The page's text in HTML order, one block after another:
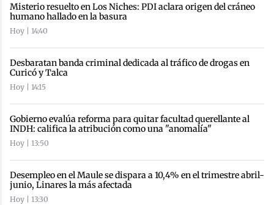
Misterio resuelto en Los Niches: PDI aclara origen del cráneo
humano hallado en la basura
Hoy | 14:40
Desbaratan banda criminal dedicada al tráfico de drogas en
Curicó y Talca
Hoy | 14:15
Gobierno evalúa reforma para quitar facultad querellante al
INDH: califica la atribución como una "anomalía"
Hoy | 13:50
Desempleo en el Maule se dispara a 10,4% en el trimestre abril-
junio, Linares la más afectada
Hoy | 13:30